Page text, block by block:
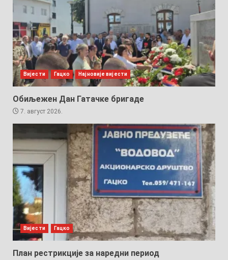
Вијести Гацко Најновије вијести
Обиљежен Дан Гатачке бригаде
7. август 2026.
Вијести Гацко
План рестрикције за наредни период